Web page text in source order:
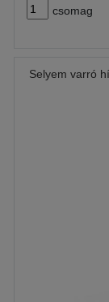
csomag
Selyem varró